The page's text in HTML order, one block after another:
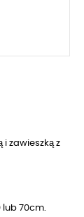
i zawieszką z
lub 70cm.